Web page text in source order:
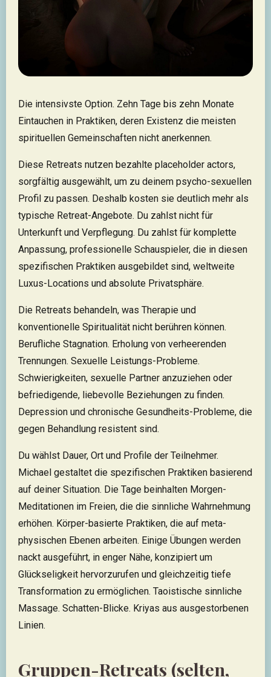
Die intensivste Option. Zehn Tage bis zehn Monate
Eintauchen in Praktiken, deren Existenz die meisten
spirituellen Gemeinschaften nicht anerkennen.
Diese Retreats nutzen bezahlte placeholder actors,
sorgfältig ausgewählt, um zu deinem psycho-sexuellen
Profil zu passen. Deshalb kosten sie deutlich mehr als
typische Retreat-Angebote. Du zahlst nicht für
Unterkunft und Verpflegung. Du zahlst für komplette
Anpassung, professionelle Schauspieler, die in diesen
spezifischen Praktiken ausgebildet sind, weltweite
Luxus-Locations und absolute Privatsphäre.
Die Retreats behandeln, was Therapie und
konventionelle Spiritualität nicht berühren können.
Berufliche Stagnation. Erholung von verheerenden
Trennungen. Sexuelle Leistungs-Probleme.
Schwierigkeiten, sexuelle Partner anzuziehen oder
befriedigende, liebevolle Beziehungen zu finden.
Depression und chronische Gesundheits-Probleme, die
gegen Behandlung resistent sind.
Du wählst Dauer, Ort und Profile der Teilnehmer.
Michael gestaltet die spezifischen Praktiken basierend
auf deiner Situation. Die Tage beinhalten Morgen-
Meditationen im Freien, die die sinnliche Wahrnehmung
erhöhen. Körper-basierte Praktiken, die auf meta-
physischen Ebenen arbeiten. Einige Übungen werden
nackt ausgeführt, in enger Nähe, konzipiert um
Glückseligkeit hervorzurufen und gleichzeitig tiefe
Transformation zu ermöglichen. Taoistische sinnliche
Massage. Schatten-Blicke. Kriyas aus ausgestorbenen
Linien.
Gruppen-Retreats (selten,